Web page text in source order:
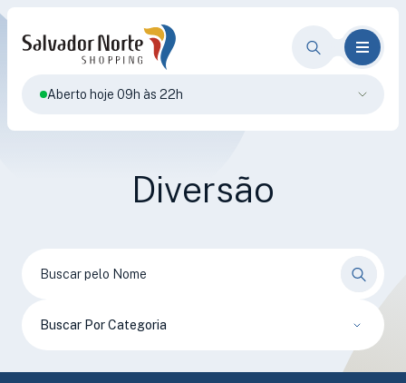
Aberto hoje 09h às 22h
Diversão
Buscar Por Categoria